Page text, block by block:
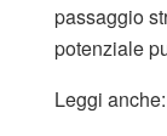
passaggio
potenziale
Leggi anche: